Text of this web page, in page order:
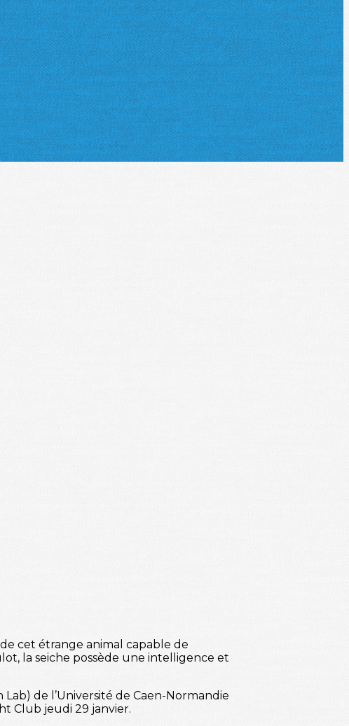
cet étrange animal capable de
la seiche possède une intelligence et
de l’Université de Caen-Normandie
Club jeudi 29 janvier.